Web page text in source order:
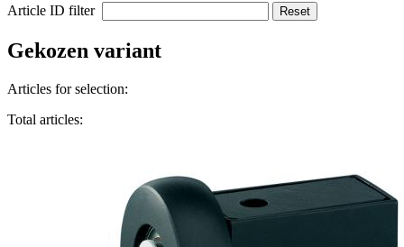
Article ID filter Reset
Gekozen variant
Articles for selection:
Total articles: